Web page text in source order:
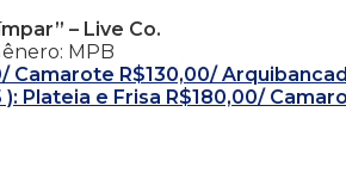
– Live Co.
MPB
Camarote R$130,00/
Plateia e Frisa R$180,00/